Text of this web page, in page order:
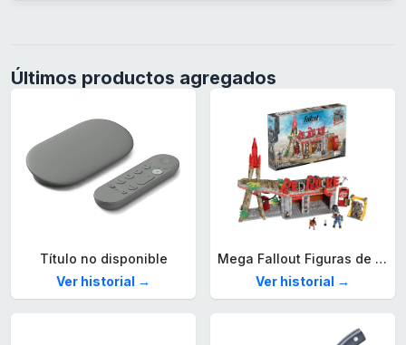
Últimos productos agregados
Título no disponible
Ver historial →
Mega Fallout Figuras de acción y Juguetes de construcción, Parada de Camiones Red Rocket con 824 Piezas, 2 Personajes articulados y Accesorios, para coleccionistas, HXT00
Ver historial →